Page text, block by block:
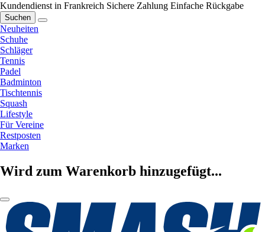
Kundendienst in Frankreich Sichere Zahlung Einfache Rückgabe
Suchen
Neuheiten
Schuhe
Schläger
Tennis
Padel
Badminton
Tischtennis
Squash
Lifestyle
Für Vereine
Restposten
Marken
Wird zum Warenkorb hinzugefügt...